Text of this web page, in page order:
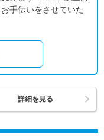
手伝いをさせていた
詳細を見る